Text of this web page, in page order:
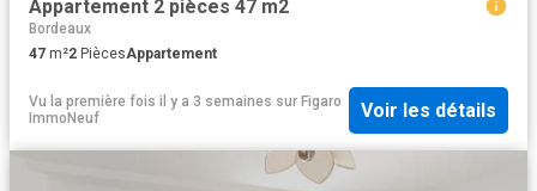
Appartement 2 pièces 47 m2
Bordeaux
47 m²2 PiècesAppartement
Vu la première fois il y a 3 semaines sur Figaro
ImmoNeuf
Voir les détails